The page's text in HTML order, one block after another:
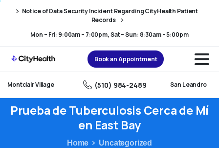
navigation
Notice of Data Security Incident Regarding CityHealth Patient
Records
Mon – Fri: 9:00am – 7:00pm, Sat – Sun: 8:30am – 5:00pm
Book an Appointment
Montclair Village (510) 984-2489 San Leandro
PruebadeTuberculosis Cercade Mí
en East Bay
Home
Uncategorized